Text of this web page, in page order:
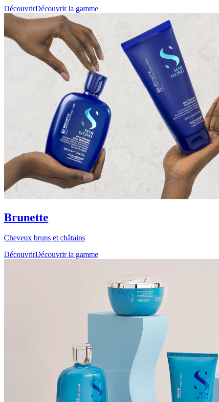
DécouvrirDécouvrir la gamme
Brunette
Cheveux bruns et châtains
DécouvrirDécouvrir la gamme